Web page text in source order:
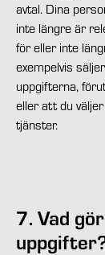
avtal. Dina
inte längre är
för eller inte
exempelvis
uppgifterna,
eller att du
tjänster.
7. Vad